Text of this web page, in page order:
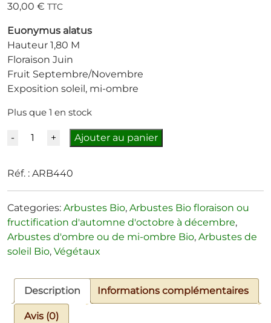
30,00 € TTC
Euonymus alatus
Hauteur 1,80 M
Floraison Juin
Fruit Septembre/Novembre
Exposition soleil, mi-ombre
Plus que 1 en stock
Quantité Ajouter au panier
Réf. : ARB440
Categories: Arbustes Bio, Arbustes Bio floraison ou
fructification d'automne d'octobre à décembre,
Arbustes d'ombre ou de mi-ombre Bio, Arbustes de
soleil Bio, Végétaux
Description Informations complémentaires
Avis (0)